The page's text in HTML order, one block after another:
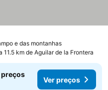
e das montanhasVer preços
11.5 km de Aguilar de la Frontera
preços
Ver preços